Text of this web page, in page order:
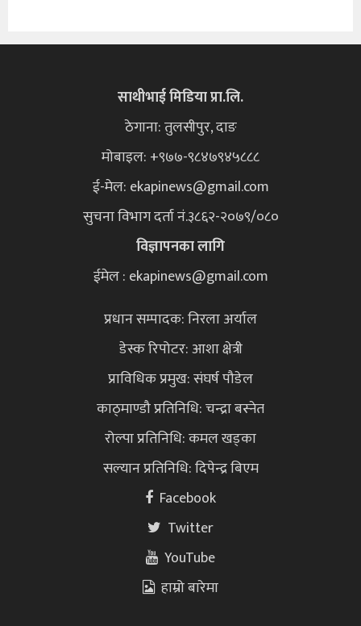
साथीभाई मिडिया प्रा.लि.
ठेगाना: तुलसीपुर, दाङ
मोबाइल: +९७७-९८४७९४५८८८
ई-मेल: ekapinews@gmail.com
सुचना विभाग दर्ता नं.३८६२-२०७९/०८०
विज्ञापनका लागि
ईमेल : ekapinews@gmail.com
प्रधान सम्पादक: निरला अर्याल
डेस्क रिपोटर: आशा क्षेत्री
प्राविधिक प्रमुख: संघर्ष पौडेल
काठ्माण्डौ प्रतिनिधि: चन्द्रा बस्नेत
रोल्पा प्रतिनिधि: कमल खड्का
सल्यान प्रतिनिधि: दिपेन्द्र बिएम
Facebook
Twitter
YouTube
हाम्रो बारेमा